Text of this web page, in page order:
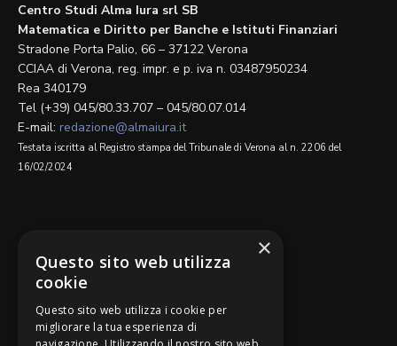
Centro Studi Alma Iura srl SB
Matematica e Diritto per Banche e Istituti Finanziari
Stradone Porta Palio, 66 – 37122 Verona
CCIAA di Verona, reg. impr. e p. iva n. 03487950234
Rea 340179
Tel (+39) 045/80.33.707 – 045/80.07.014
E-mail: redazione@almaiura.it
Testata iscritta al Registro stampa del Tribunale di Verona al n. 2206 del
16/02/2024
×
Questo sito web utilizza
cookie
Questo sito web utilizza i cookie per
migliorare la tua esperienza di